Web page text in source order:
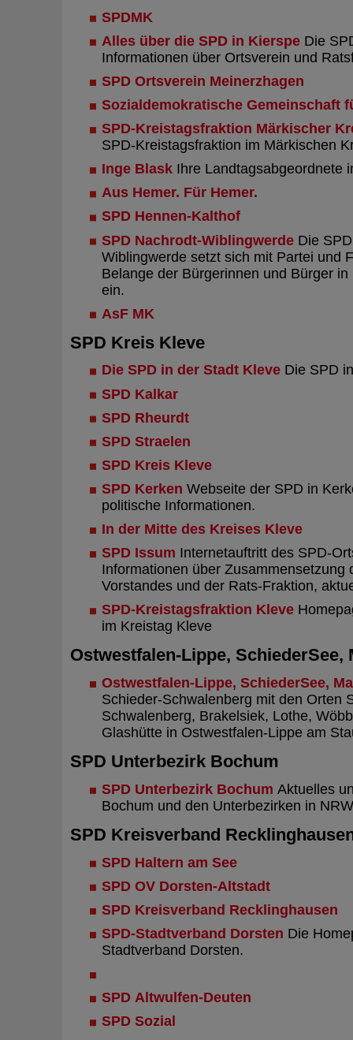
SPDMK
Alles über die SPD in Kierspe Die
Informationen über Ortsverein und
SPD Ortsverein Meinerzhagen
Sozialdemokratische Gemeinschaft
SPD-Kreistagsfraktion Märkischer
SPD-Kreistagsfraktion im Märkischen
Inge Blask Ihre Landtagsabgeordnete
Aus Hemer. Für Hemer.
SPD Hennen-Kalthof
SPD Nachrodt-Wiblingwerde Die
Wiblingwerde setzt sich mit Partei und
Belange der Bürgerinnen und Bürger
ein.
AsF MK
SPD Kreis Kleve
Die SPD in der Stadt Kleve Die SPD
SPD Kalkar
SPD Rheurdt
SPD Straelen
SPD Kreis Kleve
SPD Kerken Webseite der SPD in
politische Informationen.
In der Mitte des Kreises Kleve
SPD Issum Internetauftritt des SPD-
Informationen über Zusammensetzung
Vorstandes und der Rats-Fraktion,
SPD-Kreistagsfraktion Kleve
im Kreistag Kleve
Ostwestfalen-Lippe, SchiederSee,
Ostwestfalen-Lippe, SchiederSee,
Schieder-Schwalenberg mit den Orten
Schwalenberg, Brakelsiek, Lothe,
Glashütte in Ostwestfalen-Lippe am
SPD Unterbezirk Bochum
SPD Unterbezirk Bochum Aktuelles
Bochum und den Unterbezirken in
SPD Kreisverband
SPD Haltern am See
SPD OV Dorsten-Altstadt
SPD Kreisverband Recklinghausen
SPD-Stadtverband Dorsten Die
Stadtverband Dorsten.
SPD Altwulfen-Deuten
SPD Sozial